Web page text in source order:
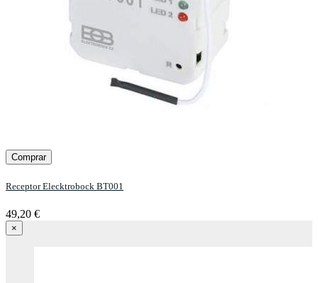
Comprar
Receptor Elecktrobock BT001
49,20 €
×